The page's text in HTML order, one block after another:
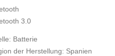
3.0
Batterie
der Herstellung: Spanien